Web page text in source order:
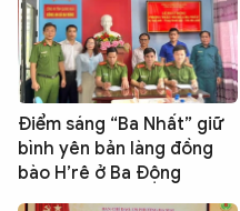
Điểm sáng “Ba Nhất” giữ
bình yên bản làng đồng
bào H’rê ở Ba Động